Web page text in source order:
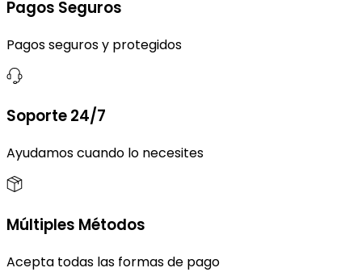
Pagos Seguros
Pagos seguros y protegidos
Soporte 24/7
Ayudamos cuando lo necesites
Múltiples Métodos
Acepta todas las formas de pago